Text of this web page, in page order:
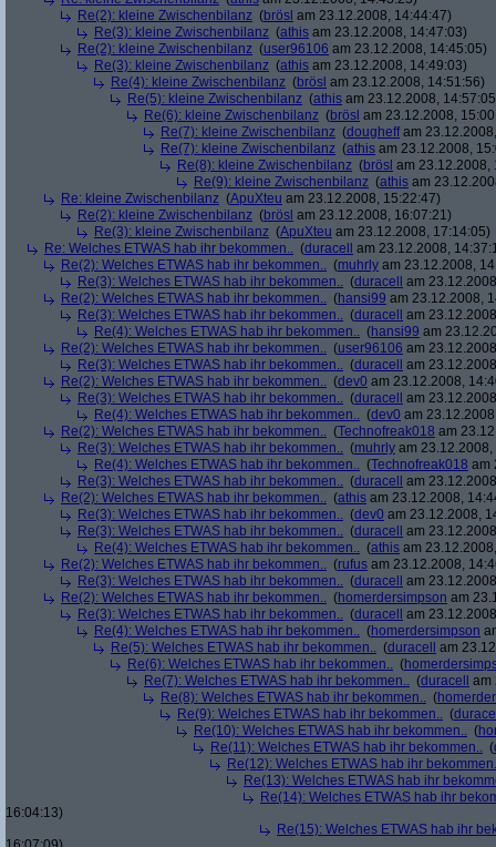
Re(2): kleine Zwischenbilanz (brösl am 23.12.2008, 14:44:47)
Re(3): kleine Zwischenbilanz (athis am 23.12.2008, 14:47:03)
Re(2): kleine Zwischenbilanz (user96106 am 23.12.2008, 14:45:05)
Re(3): kleine Zwischenbilanz (athis am 23.12.2008, 14:49:03)
Re(4): kleine Zwischenbilanz (brösl am 23.12.2008, 14:51:56)
Re(5): kleine Zwischenbilanz (athis am 23.12.2008,
Re(6): kleine Zwischenbilanz (brösl am 23.12.2008,
Re(7): kleine Zwischenbilanz (dougheffam
Re(7): kleine Zwischenbilanz (athis am 23.12.2008,
Re(8): kleine Zwischenbilanz (brösl am 23.12.2008,
Re(9): kleine Zwischenbilanz (athis am
Re: kleine Zwischenbilanz (ApuXteu am 23.12.2008, 15:22:47)
Re(2): kleine Zwischenbilanz (brösl am 23.12.2008, 16:07:21)
Re(3): kleine Zwischenbilanz (ApuXteu am 23.12.2008, 17:14:05)
Re: Welches ETWAS hab ihr bekommen.. (duracell
am 23.12.2008,
Re(2): Welches ETWAS hab ihr bekommen.. (muhrly am 23.12.2008,
Re(3): Welches ETWAS hab ihr bekommen.. (duracell
am
Re(2): Welches ETWAS hab ihr bekommen.. (hansi99 am 23.12.2008,
Re(3): Welches ETWAS hab ihr bekommen.. (duracell
am
Re(4): Welches ETWAS hab ihr bekommen.. (hansi99 am
Re(2): Welches ETWAS hab ihr bekommen.. (user96106 am
Re(3): Welches ETWAS hab ihr bekommen.. (duracell
am
Re(2): Welches ETWAS hab ihr bekommen.. (dev0 am 23.12.2008,
Re(3): Welches ETWAS hab ihr bekommen.. (duracell
am
Re(4): Welches ETWAS hab ihr bekommen.. (dev0 am
Re(2): Welches ETWAS hab ihr bekommen.. (Technofreak018 am
Re(3): Welches ETWAS hab ihr bekommen.. (muhrly am
Re(4): Welches ETWAS hab ihr bekommen.. (Technofreak018 am
Re(3): Welches ETWAS hab ihr bekommen.. (duracell
am
Re(2): Welches ETWAS hab ihr bekommen.. (athis am 23.12.2008,
Re(3): Welches ETWAS hab ihr bekommen.. (dev0 am 23.12.2008,
Re(3): Welches ETWAS hab ihr bekommen.. (duracell
am
Re(4): Welches ETWAS hab ihr bekommen.. (athis am
Re(2): Welches ETWAS hab ihr bekommen.. (rufus am 23.12.2008,
Re(3): Welches ETWAS hab ihr bekommen.. (duracell
am
Re(2): Welches ETWAS hab ihr bekommen.. (homerdersimpson am
Re(3): Welches ETWAS hab ihr bekommen.. (duracell
am
Re(4): Welches ETWAS hab ihr bekommen.. (homerdersimpson
Re(5): Welches ETWAS hab ihr bekommen.. (duracell
am
Re(6): Welches ETWAS hab ihr bekommen.. (
Re(7): Welches ETWAS hab ihr bekommen.. (duracell
am
Re(8): Welches ETWAS hab ihr bekommen.. (
Re(9): Welches ETWAS hab ihr bekommen.. (
Re(10): Welches ETWAS hab ihr bekommen.. (
Re(11): Welches ETWAS hab ihr bekommen.. (
Re(12): Welches ETWAS hab ihr
Re(13): Welches ETWAS hab ihr
Re(14): Welches ETWAS hab ihr
16:04:13)
Re(15): Welches ETWAS hab ihr